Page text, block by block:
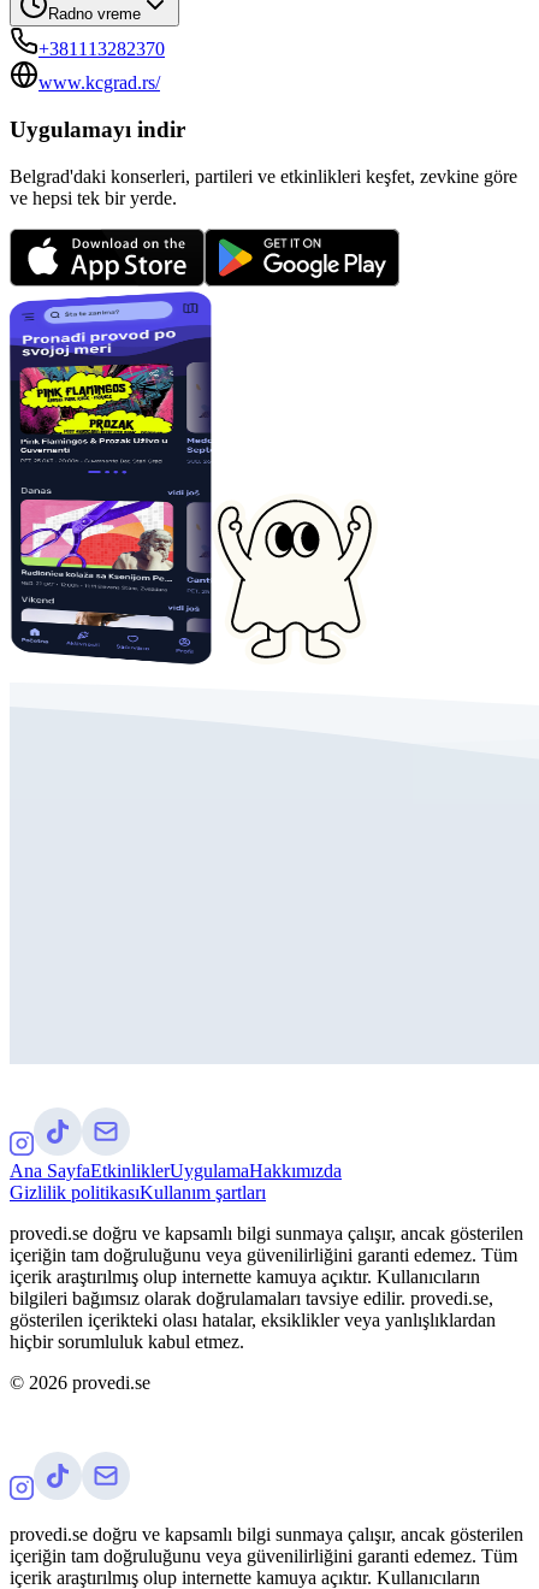
Radno vreme
+381113282370
www.kcgrad.rs/
Uygulamayı indir
Belgrad'daki konserleri, partileri ve etkinlikleri keşfet, zevkine göre
ve hepsi tek bir yerde.
Ana SayfaEtkinliklerUygulamaHakkımızda
Gizlilik politikasıKullanım şartları
provedi.se doğru ve kapsamlı bilgi sunmaya çalışır, ancak gösterilen
içeriğin tam doğruluğunu veya güvenilirliğini garanti edemez. Tüm
içerik araştırılmış olup internette kamuya açıktır. Kullanıcıların
bilgileri bağımsız olarak doğrulamaları tavsiye edilir. provedi.se,
gösterilen içerikteki olası hatalar, eksiklikler veya yanlışlıklardan
hiçbir sorumluluk kabul etmez.
© 2026 provedi.se
provedi.se doğru ve kapsamlı bilgi sunmaya çalışır, ancak gösterilen
içeriğin tam doğruluğunu veya güvenilirliğini garanti edemez. Tüm
içerik araştırılmış olup internette kamuya açıktır. Kullanıcıların